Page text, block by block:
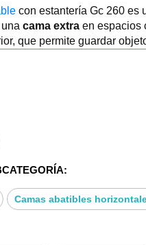
con estantería Gc 260 es
cama extra en espacios
que permite guardar
Camas abatibles